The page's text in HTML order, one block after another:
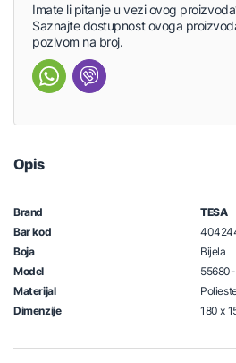
Imate li pitanje u vezi ovog
Saznajte dostupnost ovoga
pozivom na broj.
Opis
Brand
TESA
Bar kod
Boja
Bijela
Model
Materijal
Dimenzije
180 x